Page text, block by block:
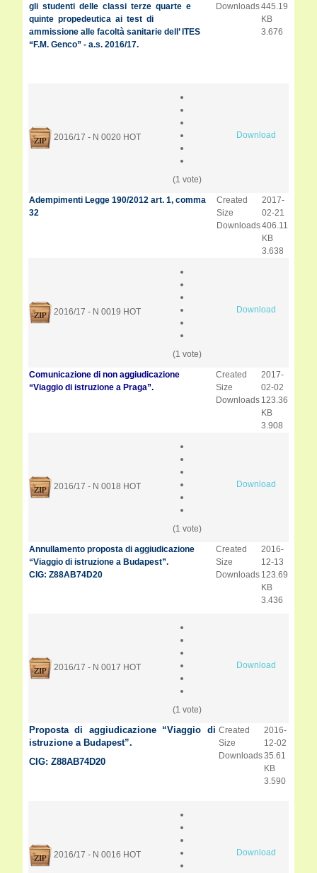
gli studenti delle classi terze quarte e
quinte propedeutica ai test di
ammissione alle facoltà sanitarie dell’ ITES
“F.M. Genco” - a.s. 2016/17.
Downloads445.19
KB
3.676
2016/17 - N 0020 HOT
(1 vote)
Download
Adempimenti Legge 190/2012 art. 1, comma
32
Created
Size
Downloads
2017-
02-21
406.11
KB
3.638
2016/17 - N 0019 HOT
(1 vote)
Download
Comunicazione di non aggiudicazione
“Viaggio di istruzione a Praga”.
Created
Size
Downloads
2017-
02-02
123.36
KB
3.908
2016/17 - N 0018 HOT
(1 vote)
Download
Annullamento proposta di aggiudicazione
“Viaggio di istruzione a Budapest”.
CIG: Z88AB74D20
Created
Size
Downloads
2016-
12-13
123.69
KB
3.436
2016/17 - N 0017 HOT
(1 vote)
Download
Proposta di aggiudicazione “Viaggio di
istruzione a Budapest”.
CIG: Z88AB74D20
Created
Size
Downloads
2016-
12-02
35.61
KB
3.590
2016/17 - N 0016 HOT Download